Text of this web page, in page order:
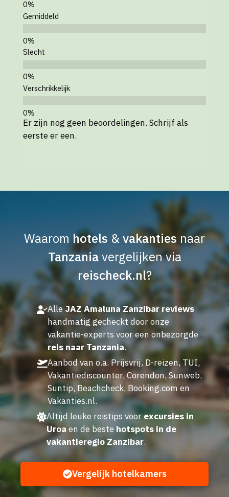
Gemiddeld
Slecht
Verschrikkelijk
Er zijn nog geen beoordelingen. Schrijf als
eerste er een.
Waaromhotels &vakanties naar
Tanzaniavergelijken via
reischeck.nl?
AlleJAZ Amaluna Zanzibar reviews
handmatig gecheckt door onze
vakantie-experts voor een onbezorgde
reis naar Tanzania.
Aanbod van o.a. Prijsvrij, D-reizen, TUI,
Vakantiediscounter, Corendon, Sunweb,
Suntip, Beachcheck, Booking.com en
Vakanties.nl.
Altijd leuke reistips voorexcursies in
Uroa en de beste hotspots in de
vakantieregio Zanzibar.
Vergelijk hotelkamers